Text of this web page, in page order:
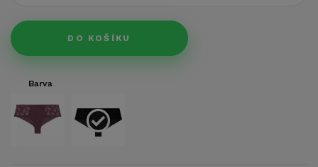
DO KOŠÍKU
Barva